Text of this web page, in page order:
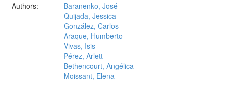
Authors:
Baranenko, José
Quijada, Jessica
González, Carlos
Araque, Humberto
Vivas, Isis
Pérez, Arlett
Bethencourt, Angélica
Moissant, Elena